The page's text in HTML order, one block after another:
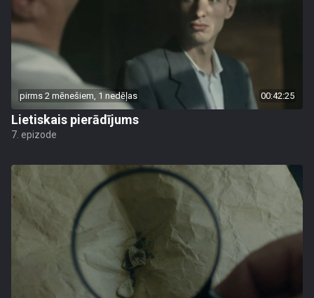
pirms 2 mēnešiem, 1 nedēļas 00:42:25
Lietiskais pierādījums
7. epizode